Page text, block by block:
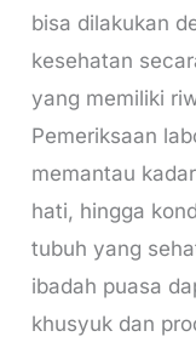
bisa dilakukan
kesehatan
yang memiliki
Pemeriksaan
memantau
hati, hingga
tubuh yang
ibadah puasa
khusyuk dan